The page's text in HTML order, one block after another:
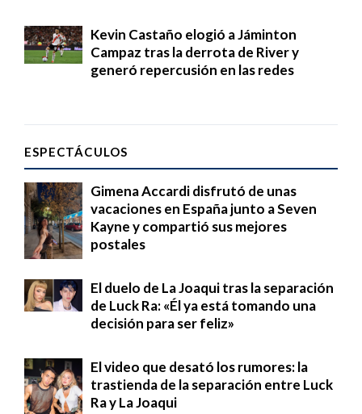
Kevin Castaño elogió a Jáminton
Campaz tras la derrota de River y
generó repercusión en las redes
ESPECTÁCULOS
Gimena Accardi disfrutó de unas
vacaciones en España junto a Seven
Kayne y compartió sus mejores
postales
El duelo de La Joaqui tras la separación
de Luck Ra: «Él ya está tomando una
decisión para ser feliz»
El video que desató los rumores: la
trastienda de la separación entre Luck
Ra y La Joaqui